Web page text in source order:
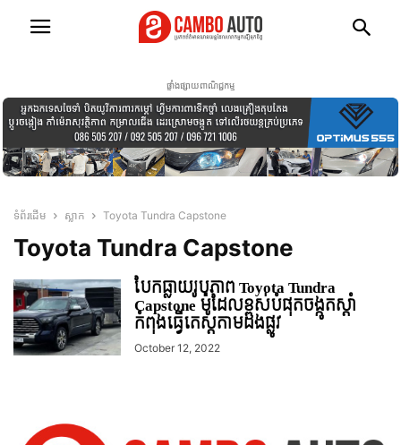
ផ្ទាំងផ្សាយពាណិជ្ជកម្ម
ទំព័រដើម ស្លាក Toyota Tundra Capstone
Toyota Tundra Capstone
បែកធ្លាយរូបភាព Toyota Tundra
Capstone ម៉ូដែលខ្ពស់បំផុតចង្កូតស្តាំ
កំពុងធ្វើតេស្តតាមដងផ្លូវ
October 12, 2022